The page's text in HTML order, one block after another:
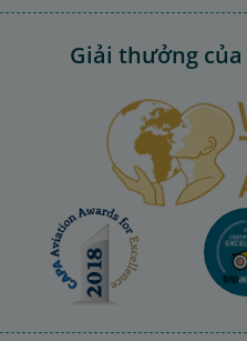
Giải thưởng